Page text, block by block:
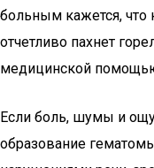
больным кажется, что
отчетливо пахнет
медицинской
Если боль, шумы и
образование